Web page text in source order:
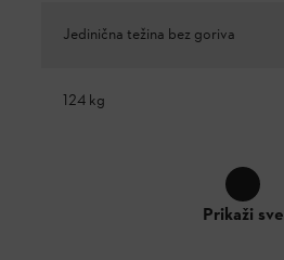
Jedinična težina bez goriva
124 kg
Prikaži sve